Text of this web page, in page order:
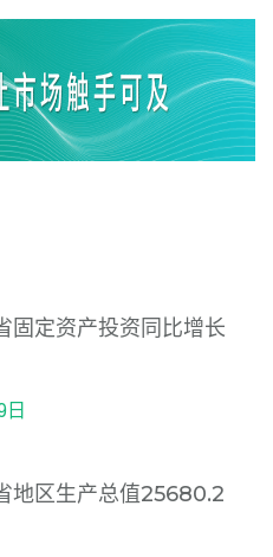
固定资产投资同比增长
日
地区生产总值25680.2